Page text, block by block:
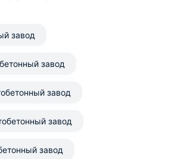
завод
завод
завод
завод
завод